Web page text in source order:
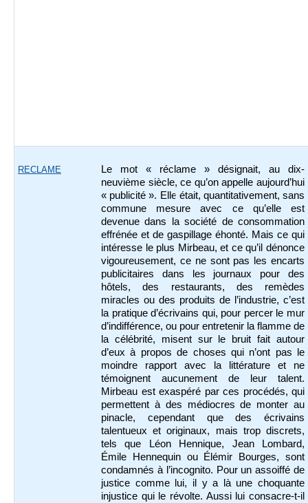
RECLAME
Le mot « réclame » désignait, au dix-
neuvième siècle, ce qu’on appelle aujourd’hui
« publicité ». Elle était, quantitativement, sans
commune mesure avec ce qu’elle est
devenue dans la société de consommation
effrénée et de gaspillage éhonté. Mais ce qui
intéresse le plus Mirbeau, et ce qu’il dénonce
vigoureusement, ce ne sont pas les encarts
publicitaires dans les journaux pour des
hôtels, des restaurants, des remèdes
miracles ou des produits de l’industrie, c’est
la pratique d’écrivains qui, pour percer le mur
d’indifférence, ou pour entretenir la flamme de
la célébrité, misent sur le bruit fait autour
d’eux à propos de choses qui n’ont pas le
moindre rapport avec la littérature et ne
témoignent aucunement de leur talent.
Mirbeau est exaspéré par ces procédés, qui
permettent à des médiocres de monter au
pinacle, cependant que des écrivains
talentueux et originaux, mais trop discrets,
tels que Léon Hennique, Jean Lombard,
Émile Hennequin ou Élémir Bourges, sont
condamnés à l’incognito. Pour un assoiffé de
justice comme lui, il y a là une choquante
injustice qui le révolte. Aussi lui consacre-t-il